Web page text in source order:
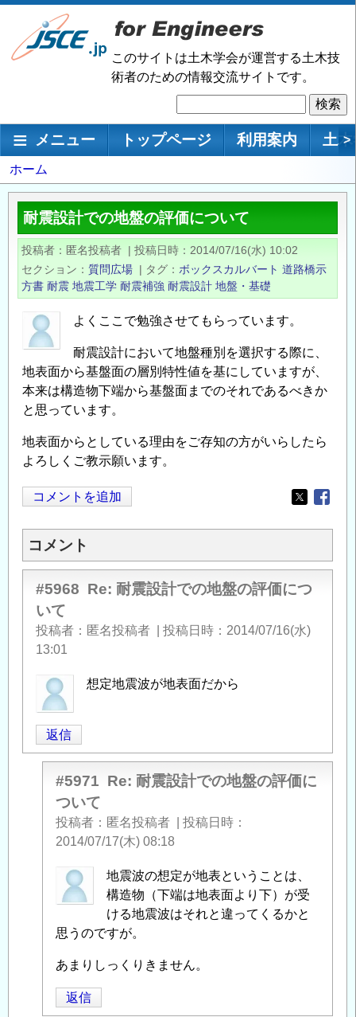
メ
ン
移
このサイトは土木学会が運営する土木技
術者のための情報交流サイトです。
索
メインナビゲーション
メニュー トップページ 利用案内 土 >
パ
ン
く
ず
ホーム
耐震設計での地盤の評価について
投稿者 匿名投稿者 | 投稿日時
2014/07/16(水) 10:02
セクション
質問広場 | タグ ボックスカルバート 道路橋示
方書 耐震 地震工学 耐震補強 耐震設計 地盤・基礎
よくここで勉強させてもらっています。
耐震設計において地盤種別を選択する際に、
地表面から基盤面の層別特性値を基にしていますが、
本来は構造物下端から基盤面までのそれであるべきか
と思っています。
地表面からとしている理由をご存知の方がいらしたら
よろしくご教示願います。
コメントを追加
Opens in
コメント
#5968 Re: 耐震設計での地盤の評価につ
いて
投稿者 匿名投稿者 投稿日時
2014/07/16(水)
13:01
想定地震波が地表面だから
返信
#5971 Re: 耐震設計での地盤の評価に
ついて
投稿者 匿名投稿者
投稿日時
2014/07/17(木) 08:18
匿
名
稿
に
よ
る
地震波の想定が地表ということは、
構造物（下端は地表面より下）が受
ける地震波はそれと違ってくるかと
思うのですが。
あまりしっくりきません。
返信